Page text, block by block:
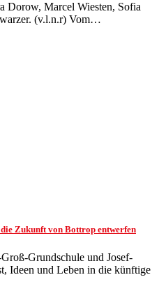
Dorow, Marcel Wiesten, Sofia
(v.l.n.r) Vom…
Zukunft von Bottrop entwerfen
Grundschule und Josef-
Ideen und Leben in die künftige